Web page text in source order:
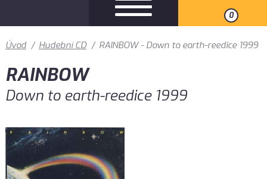
0
Úvod / Hudební CD / RAINBOW - Down to earth-reedice 1999
RAINBOW
Down to earth-reedice 1999